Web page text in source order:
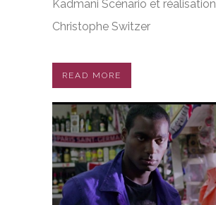
Kadmani Scénario et réalisation
Christophe Switzer
READ MORE